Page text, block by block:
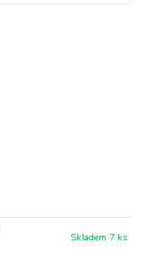
Skladem 7 ks